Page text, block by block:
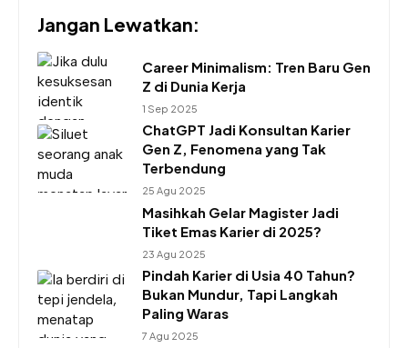
Jangan Lewatkan:
Career Minimalism: Tren Baru Gen
Z di Dunia Kerja
1 Sep 2025
ChatGPT Jadi Konsultan Karier
Gen Z, Fenomena yang Tak
Terbendung
25 Agu 2025
Masihkah Gelar Magister Jadi
Tiket Emas Karier di 2025?
23 Agu 2025
Pindah Karier di Usia 40 Tahun?
Bukan Mundur, Tapi Langkah
Paling Waras
7 Agu 2025